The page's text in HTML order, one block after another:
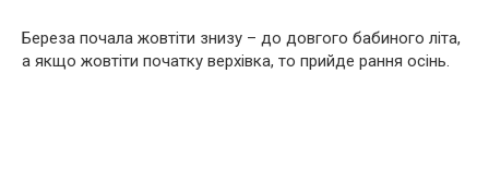
Береза почала жовтіти знизу – до довгого бабиного літа,
а якщо жовтіти початку верхівка, то прийде рання осінь.